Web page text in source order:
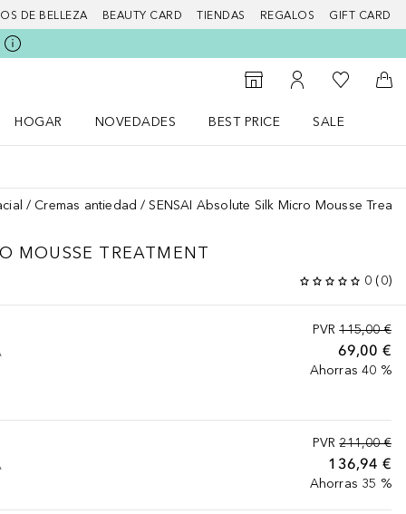
DE BELLEZA BEAUTY CARD TIENDAS REGALOS GIFT CARD
Al Storefinder
Mi cuenta
Mi lista de
A
HOGAR
NOVEDADES
BEST PRICE
SALE
Cremas antiedad SENSAI Absolute Silk Micro Mousse
MOUSSE TREATMENT
0 (0)
PVR 115,00 €
69,00 €
Ahorras 40 %
PVR 211,00 €
136,94 €
Ahorras 35 %